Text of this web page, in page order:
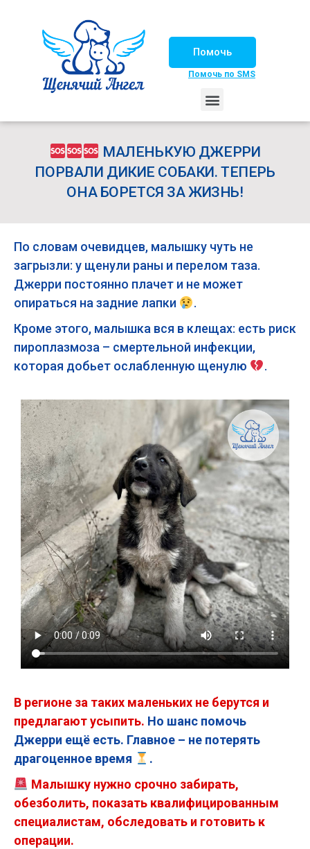
Помочь
Помочь по SMS
МАЛЕНЬКУЮ ДЖЕРРИ
ПОРВАЛИ ДИКИЕ СОБАКИ. ТЕПЕРЬ
ОНА БОРЕТСЯ ЗА ЖИЗНЬ!
По словам очевидцев, малышку чуть не
загрызли: у щенули раны и перелом таза.
Джерри постоянно плачет и не может
опираться на задние лапки
.
Кроме этого, малышка вся в клещах: есть риск
пироплазмоза – смертельной инфекции,
которая добьет ослабленную щенулю
.
В регионе за таких маленьких не берутся и
предлагают усыпить. Но шанс помочь
Джерри ещё есть. Главное – не потерять
драгоценное время
.
Малышку нужно срочно забирать,
обезболить, показать квалифицированным
специалистам, обследовать и готовить к
операции.